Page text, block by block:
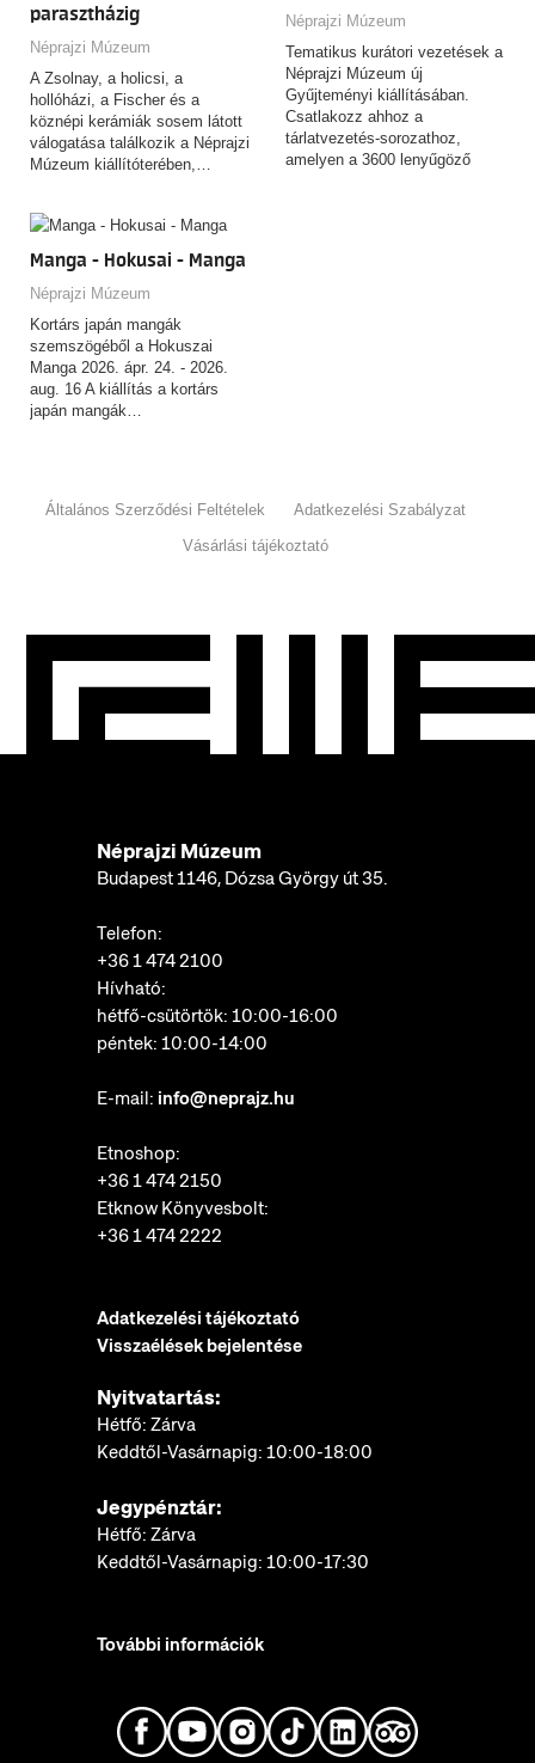
parasztházig
Néprajzi Múzeum
A Zsolnay, a holicsi, a
hollóházi, a Fischer és a
köznépi kerámiák sosem látott
válogatása találkozik a Néprajzi
Múzeum kiállítóterében,…
Néprajzi Múzeum
Tematikus kurátori vezetések a
Néprajzi Múzeum új
Gyűjteményi kiállításában.
Csatlakozz ahhoz a
tárlatvezetés-sorozathoz,
amelyen a 3600 lenyűgöző
Manga - Hokusai - Manga
Néprajzi Múzeum
Kortárs japán mangák
szemszögéből a Hokuszai
Manga 2026. ápr. 24. - 2026.
aug. 16 A kiállítás a kortárs
japán mangák…
Általános Szerződési Feltételek
Adatkezelési Szabályzat
Vásárlási tájékoztató
Néprajzi Múzeum
Budapest 1146, Dózsa György út 35.
Telefon:
+36 1 474 2100
Hívható:
hétfő-csütörtök: 10:00-16:00
péntek: 10:00-14:00
E-mail: info@neprajz.hu
Etnoshop:
+36 1 474 2150
Etknow Könyvesbolt:
+36 1 474 2222
Adatkezelési tájékoztató
Visszaélések bejelentése
Nyitvatartás:
Hétfő: Zárva
Keddtől-Vasárnapig: 10:00-18:00
Jegypénztár:
Hétfő: Zárva
Keddtől-Vasárnapig: 10:00-17:30
További információk